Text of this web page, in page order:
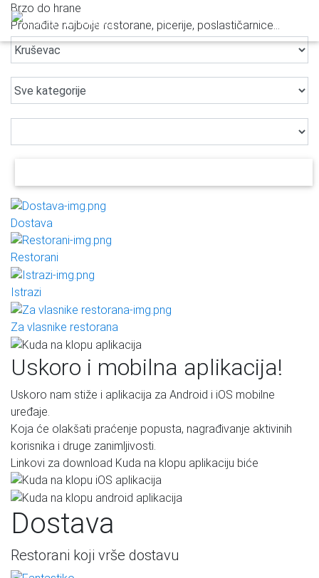
Brzo do hrane
Pronađite najbolje restorane, picerije, poslastičarnice...
Dostava
Restorani
Istrazi
Za vlasnike restorana
Uskoro i mobilna aplikacija!
Uskoro nam stiže i aplikacija za Android i iOS mobilne
uređaje.
Koja će olakšati praćenje popusta, nagrađivanje aktivinih
korisnika i druge zanimljivosti.
Linkovi za download Kuda na klopu aplikaciju biće
Dostava
Restorani koji vrše dostavu